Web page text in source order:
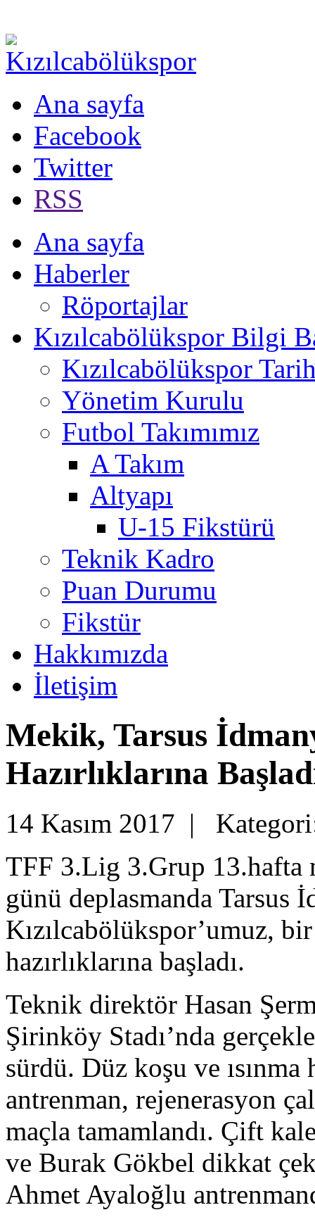
Ana sayfa
Facebook
Twitter
RSS
Ana sayfa
Haberler
Röportajlar
Kızılcabölükspor Bilgi
Kızılcabölükspor
Yönetim Kurulu
Futbol Takımımız
A Takım
Altyapı
U-15 Fikstürü
Teknik Kadro
Puan Durumu
Fikstür
Hakkımızda
İletişim
Mekik, Tarsus
Hazırlıklarına
14 Kasım 2017 |
TFF 3.Lig 3.Grup 13.hafta
günü deplasmanda Tarsus
Kızılcabölükspor’umuz,
hazırlıklarına başladı.
Teknik direktör Hasan
Şirinköy Stadı’nda
sürdü. Düz koşu ve
antrenman, rejenerasyon
maçla tamamlandı. Çift
ve Burak Gökbel dikkat
Ahmet Ayaloğlu